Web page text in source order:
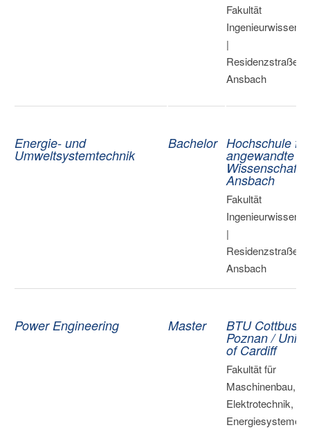
Fakultät
|
Residenzstraße 8
Ansbach
Energie- und
Umweltsystemtechnik
Bachelor Hochschule für
angewandte
Ansbach
Fakultät
|
Residenzstraße 8
Ansbach
Power Engineering Master BTU Cottbus /
Poznan /
of Cardiff
Fakultät für
Maschinenbau,
Elektrotechnik,
Energiesysteme |